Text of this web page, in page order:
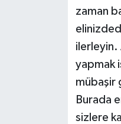
zaman
ilerleyin.
yapmak
mübaşir
Burada
sizlere